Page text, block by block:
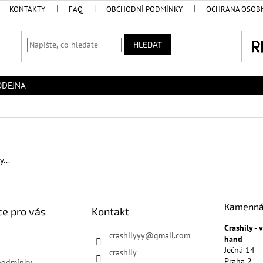
KONTAKTY FAQ OBCHODNÍ PODMÍNKY OCHRANA
HLEDAT
pro vás Kontakt
crashilyyy@gmail.com
crashily
Crashily -
hand
Ječná 14